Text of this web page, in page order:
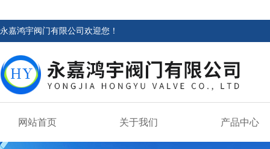
永嘉鸿宇阀门有限公司欢迎您！
网站首页 关于我们 产品中心